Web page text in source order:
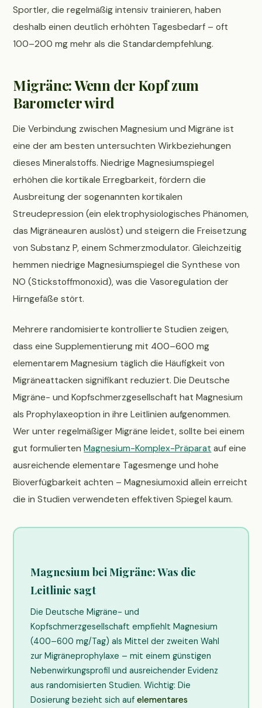
Sportler, die regelmäßig intensiv trainieren, haben
deshalb einen deutlich erhöhten Tagesbedarf – oft
100–200 mg mehr als die Standardempfehlung.
Migräne: Wenn der Kopf zum
Barometer wird
Die Verbindung zwischen Magnesium und Migräne ist
eine der am besten untersuchten Wirkbeziehungen
dieses Mineralstoffs. Niedrige Magnesiumspiegel
erhöhen die kortikale Erregbarkeit, fördern die
Ausbreitung der sogenannten kortikalen
Streudepression (ein elektrophysiologisches Phänomen,
das Migräneauren auslöst) und steigern die Freisetzung
von Substanz P, einem Schmerzmodulator. Gleichzeitig
hemmen niedrige Magnesiumspiegel die Synthese von
NO (Stickstoffmonoxid), was die Vasoregulation der
Hirngefäße stört.
Mehrere randomisierte kontrollierte Studien zeigen,
dass eine Supplementierung mit 400–600 mg
elementarem Magnesium täglich die Häufigkeit von
Migräneattacken signifikant reduziert. Die Deutsche
Migräne- und Kopfschmerzgesellschaft hat Magnesium
als Prophylaxeoption in ihre Leitlinien aufgenommen.
Wer unter regelmäßiger Migräne leidet, sollte bei einem
gut formuliertenMagnesium-Komplex-Präparat auf eine
ausreichende elementare Tagesmenge und hohe
Bioverfügbarkeit achten – Magnesiumoxid allein erreicht
die in Studien verwendeten effektiven Spiegel kaum.
Magnesium bei Migräne: Was die
Leitlinie sagt
Die Deutsche Migräne- und
Kopfschmerzgesellschaft empfiehlt Magnesium
(400–600 mg/Tag) als Mittel der zweiten Wahl
zur Migräneprophylaxe – mit einem günstigen
Nebenwirkungsprofil und ausreichender Evidenz
aus randomisierten Studien. Wichtig: Die
Dosierung bezieht sich auf elementares